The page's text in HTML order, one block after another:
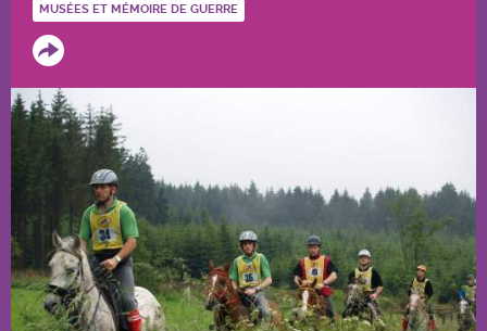
MUSÉES ET MÉMOIRE DE GUERRE